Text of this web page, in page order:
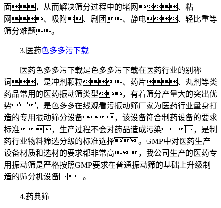
面，从而解决筛分过程中的堵网、粘
网、吸附、剧团、静电、轻比重等
筛分难题。
3.医药色多多污下载
医药色多多污下载是色多多污下载在医药行业的别称
词，是冲剂颗粒、药片、丸剂等类
药品常用的医药振动筛类型，有着筛分产量大的突出优
势，是色多多在线观看污振动筛厂家为医药行业量身打
造的专用振动筛分设备，该设备符合制药设备的要求
标准，生产过程不会对药品造成污染，是制
药行业物料筛选分级的标准选择。GMP中对医药生产
设备材质和选材的要求都非常高，我公司生产的医药专
用振动筛是严格按照GMP要求在普通振动筛的基础上升级制
造的筛分机设备。
4.药典筛